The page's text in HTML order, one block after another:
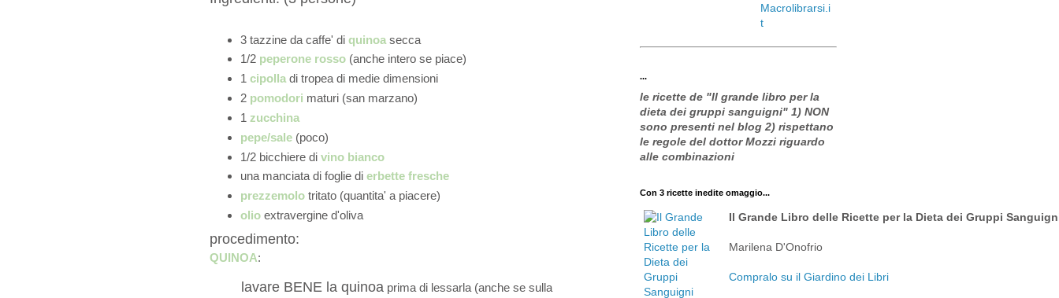
3 tazzine da caffe' di quinoasecca
1/2 peperone rosso(anche intero se piace)
1 cipolladi tropea di medie dimensioni
2 pomodori maturi (san marzano)
1 zucchina
pepe/sale(poco)
1/2 bicchiere di vino bianco
una manciata di foglie di erbette fresche
prezzemolotritato (quantita' a piacere)
olioextravergine d'oliva
procedimento:
QUINOA:
lavare BENE la quinoa prima di lessarla (anche se sulla
Macrolibrarsi.i
t
...
le ricette de "Il grande libro per la
dieta dei gruppi sanguigni" 1) NON
sono presenti nel blog 2) rispettano
le regole del dottor Mozzi riguardo
alle combinazioni
Con 3 ricette inedite omaggio...
Il Grande Libro delle Ricette per la Dieta dei Gruppi
Marilena D'Onofrio
Compralo su il Giardino dei Libri